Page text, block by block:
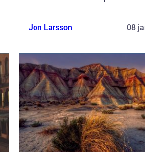
res...
Jon Larsson 08